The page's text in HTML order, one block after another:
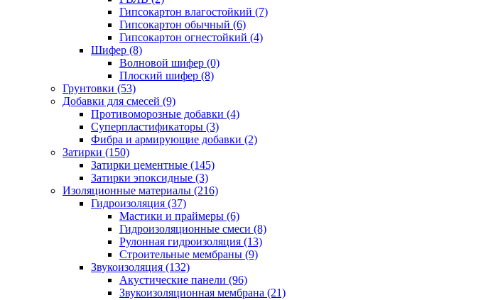
Гипсокартон влагостойкий (7)
Гипсокартон обычный (6)
Гипсокартон огнестойкий (4)
Шифер (8)
Волновой шифер (0)
Плоский шифер (8)
Грунтовки (53)
Добавки для смесей (9)
Противоморозные добавки (4)
Суперпластификаторы (3)
Фибра и армирующие добавки (2)
Затирки (150)
Затирки цементные (145)
Затирки эпоксидные (3)
Изоляционные материалы (216)
Гидроизоляция (37)
Мастики и праймеры (6)
Гидроизоляционные смеси (8)
Рулонная гидроизоляция (13)
Строительные мембраны (9)
Звукоизоляция (132)
Акустические панели (96)
Звукоизоляционная мембрана (21)